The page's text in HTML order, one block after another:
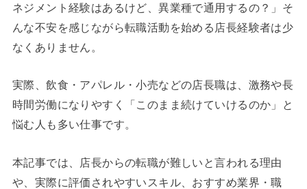
ネジメント経験はあるけど、異業種で通用するの？」そ
んな不安を感じながら転職活動を始める店長経験者は少
なくありません。
実際、飲食・アパレル・小売などの店長職は、激務や長
時間労働になりやすく「このまま続けていけるのか」と
悩む人も多い仕事です。
本記事では、店長からの転職が難しいと言われる理由
や、実際に評価されやすいスキル、おすすめ業界・職